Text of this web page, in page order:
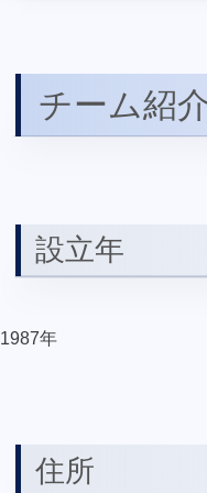
チーム紹
設立年
1987年
住所